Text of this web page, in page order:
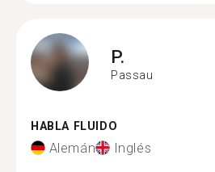
P.
Passau
HABLA FLUIDO
Alemán Inglés